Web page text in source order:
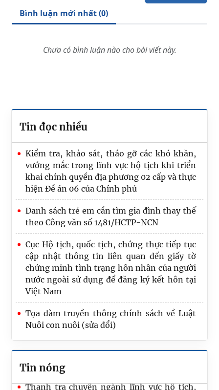
Bình luận mới nhất (0)
Chưa có bình luận nào cho bài viết này.
Tin đọc nhiều
Kiểm tra, khảo sát, tháo gỡ các khó khăn,
vướng mắc trong lĩnh vực hộ tịch khi triển
khai chính quyền địa phương 02 cấp và thực
hiện Đề án 06 của Chính phủ
Danh sách trẻ em cần tìm gia đình thay thế
theo Công văn số 1481/HCTP-NCN
Cục Hộ tịch, quốc tịch, chứng thực tiếp tục
cập nhật thông tin liên quan đến giấy tờ
chứng minh tình trạng hôn nhân của người
nước ngoài sử dụng để đăng ký kết hôn tại
Việt Nam
Tọa đàm truyền thông chính sách về Luật
Nuôi con nuôi (sửa đổi)
Cơ cấu tổ chức
Tin nóng
Hội nghị triển khai Quyết định số
2696/QĐ-TTG của Thủ tướng Chính phủ và
truyền thông về Bộ công cụ ngăn ngừa và
xử lý các hành vi không tuân thủ pháp luật
trong lĩnh vực nuôi con nuôi quốc tế
Tiếp Đoàn cha mẹ nuôi và con nuôi Thuỵ
Điển về thăm quê hương Việt Nam
Thanh tra chuyên ngành lĩnh vực hộ tịch,
quốc tịch chứng thực tại Cơ quan đại diện